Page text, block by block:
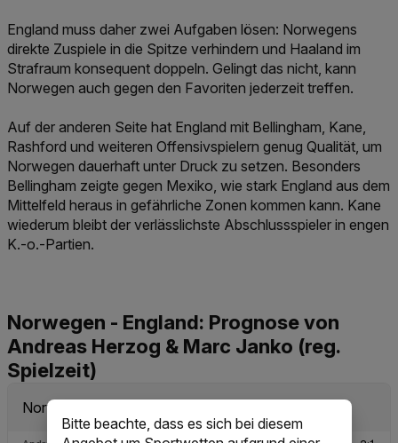
Bitte beachte, dass es sich bei diesem
England muss daher zwei Aufgaben lösen: Norwegens
direkte Zuspiele in die Spitze verhindern und Haaland im
Strafraum konsequent doppeln. Gelingt das nicht, kann
Norwegen auch gegen den Favoriten jederzeit treffen.
Auf der anderen Seite hat England mit Bellingham, Kane,
Rashford und weiteren Offensivspielern genug Qualität, um
Norwegen dauerhaft unter Druck zu setzen. Besonders
Bellingham zeigte gegen Mexiko, wie stark England aus dem
Mittelfeld heraus in gefährliche Zonen kommen kann. Kane
wiederum bleibt der verlässlichste Abschlussspieler in engen
K.-o.-Partien.
Norwegen - England: Prognose von
Andreas Herzog & Marc Janko (reg.
Spielzeit)